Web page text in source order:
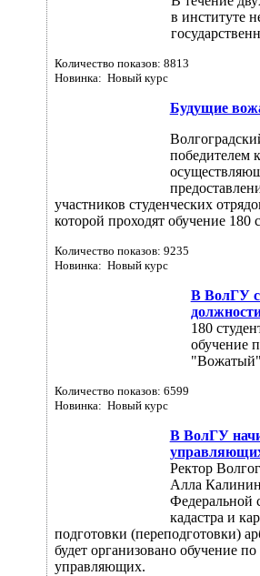
в институте
Количество показов: 8813
Новинка: Новый курс
Будущие
победителем
участников студенческих
которой проходят обучение 180
Количество показов: 9235
Новинка: Новый курс
В ВолГУ
180
обучение
Количество показов: 6599
Новинка: Новый курс
В ВолГУ
Ректор
Алла
Федеральной
кадастра и
подготовки (переподготовки)
будет организовано обучение
управляющих.